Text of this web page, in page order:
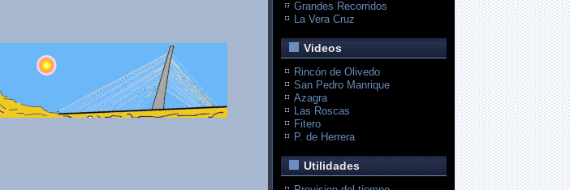
Grandes Recorridos
La Vera Cruz
Videos
Rincón de Olivedo
San Pedro Manrique
Azagra
Las Roscas
Fitero
P. de Herrera
Utilidades